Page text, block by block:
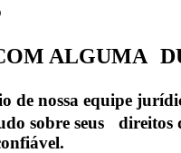
ALGUMA
de nossa equipe
sobre seus direitos